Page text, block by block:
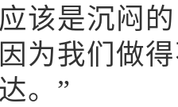
该是沉闷
为我们做
。”